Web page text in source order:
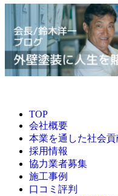
TOP
会社概要
本業を通した社会貢
採用情報
協力業者募集
施工事例
口コミ評判